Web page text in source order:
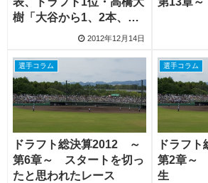
樹「大谷から1、2本、放
り込みたい」
2012年12月14日
選手コラム
ドラフト総決算2012 ～
第6章～ スタートを切っ
たと思われたレース
選手コラム
ドラフ
第2章～
生